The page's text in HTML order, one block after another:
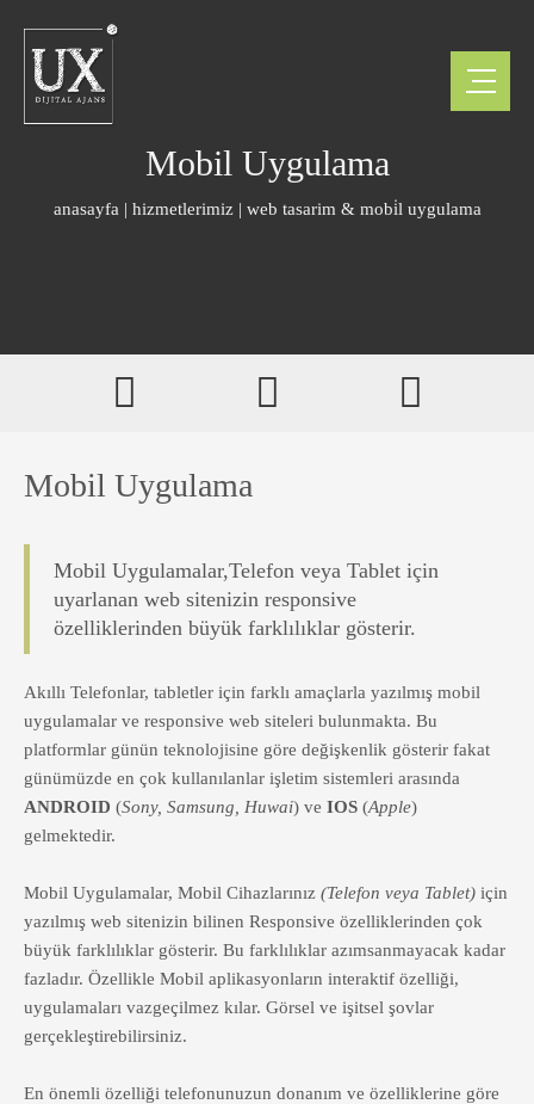
Mobil Uygulama
anasayfa | hizmetlerimiz| web tasarim & mobi̇l uygulama
Mobil Uygulama
Mobil Uygulamalar,Telefon veya Tablet için
uyarlanan web sitenizin responsive
özelliklerinden büyük farklılıklar gösterir.
Akıllı Telefonlar, tabletler için farklı amaçlarla yazılmış mobil
uygulamalar ve responsive web siteleri bulunmakta. Bu
platformlar günün teknolojisine göre değişkenlik gösterir fakat
günümüzde en çok kullanılanlar işletim sistemleri arasında
ANDROID (Sony, Samsung, Huwai) ve IOS (Apple)
gelmektedir.
Mobil Uygulamalar, Mobil Cihazlarınız (Telefon veya Tablet) için
yazılmış web sitenizin bilinen Responsive özelliklerinden çok
büyük farklılıklar gösterir. Bu farklılıklar azımsanmayacak kadar
fazladır. Özellikle Mobil aplikasyonların interaktif özelliği,
uygulamaları vazgeçilmez kılar. Görsel ve işitsel şovlar
gerçekleştirebilirsiniz.
En önemli özelliği telefonunuzun donanım ve özelliklerine göre